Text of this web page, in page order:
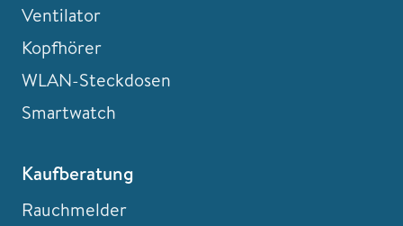
Ventilator
Kopfhörer
WLAN-Steckdosen
Smartwatch
Kaufberatung
Rauchmelder